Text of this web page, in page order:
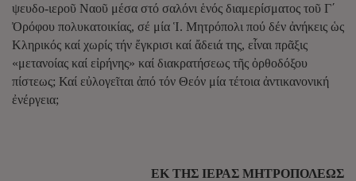
ψευδο-ιεροῦ Ναοῦ μέσα στό σαλόνι ἑνός διαμερίσματος τοῦ Γ΄
Ὀρόφου πολυκατοικίας, σέ μία Ἱ. Μητρόπολι πού δέν ἀνήκεις ὡς
Κληρικός καί χωρίς τήν ἔγκρισι καί ἄδειά της, εἶναι πρᾶξις
«μετανοίας καί εἰρήνης» καί διακρατήσεως τῆς ὀρθοδόξου
πίστεως; Καί εὐλογεῖται ἀπό τόν Θεόν μία τέτοια ἀντικανονική
ἐνέργεια;
ΕΚ ΤΗΣ ΙΕΡΑΣ ΜΗΤΡΟΠΟΛΕΩΣ